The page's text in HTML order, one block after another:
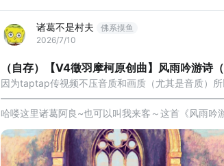
诸葛不是村夫
佛系摸鱼
2026/7/10
（自存）【V4徵羽摩柯原创曲】风雨吟游诗
因为taptap传视频不压音质和画质（尤其是音质）
哈喽这里诸葛阿良~也可以叫我来客～这首《风雨
在这首曲子中，徵羽摩柯与林籁作为讲述者提灯观
游诗。故事会怎样发展？他真的成为永恒的灯塔了吗